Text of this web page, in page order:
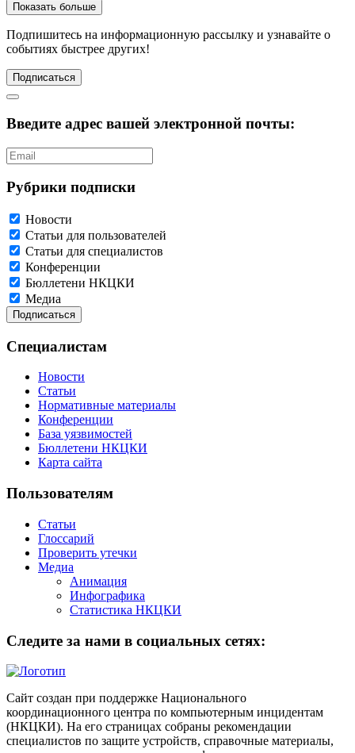
Показать больше
Подпишитесь на информационную рассылку и узнавайте о
событиях быстрее других!
Подписаться
Введите адрес вашей электронной почты:
Рубрики подписки
Новости
Статьи для пользователей
Статьи для специалистов
Конференции
Бюллетени НКЦКИ
Медиа
Специалистам
Новости
Статьи
Нормативные материалы
Конференции
База уязвимостей
Бюллетени НКЦКИ
Карта сайта
Пользователям
Статьи
Глоссарий
Проверить утечки
Медиа
Анимация
Инфографика
Статистика НКЦКИ
Следите за нами в социальных сетях:
Сайт создан при поддержке Национального
координационного центра по компьютерным инцидентам
(НКЦКИ). На его страницах собраны рекомендации
специалистов по защите устройств, справочные материалы,